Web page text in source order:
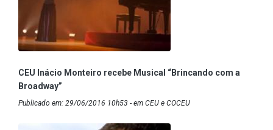
CEU Inácio Monteiro recebe Musical “Brincando com a
Broadway”
Publicado em: 29/06/2016 10h53 - em CEU e COCEU